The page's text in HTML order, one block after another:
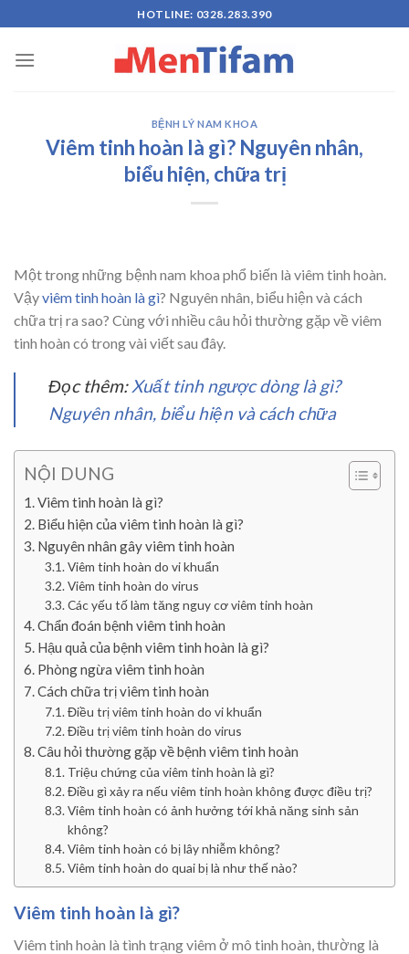
to
content
HOTLINE: 0328.283.390
BỆNH LÝ NAM KHOA
Viêm tinh hoàn là gì? Nguyên nhân,
biểu hiện, chữa trị
Một trong những bệnh nam khoa phổ biến là viêm tinh hoàn.
Vậyviêm tinh hoàn là gì? Nguyên nhân, biểu hiện và cách
chữa trị ra sao? Cùng với nhiều câu hỏi thường gặp về viêm
tinh hoàn có trong vài viết sau đây.
Đọc thêm:Xuất tinh ngược dòng là gì?
Nguyên nhân, biểu hiện và cách chữa
NỘI DUNG
Viêm tinh hoàn là gì?
Biểu hiện của viêm tinh hoàn là gì?
Nguyên nhân gây viêm tinh hoàn
Viêm tinh hoàn do vi khuẩn
Viêm tinh hoàn do virus
Các yếu tố làm tăng nguy cơ viêm tinh hoàn
Chẩn đoán bệnh viêm tinh hoàn
Hậu quả của bệnh viêm tinh hoàn là gì?
Phòng ngừa viêm tinh hoàn
Cách chữa trị viêm tinh hoàn
Điều trị viêm tinh hoàn do vi khuẩn
Điều trị viêm tinh hoàn do virus
Câu hỏi thường gặp về bệnh viêm tinh hoàn
Triệu chứng của viêm tinh hoàn là gì?
Điều gì xảy ra nếu viêm tinh hoàn không được điều trị?
Viêm tinh hoàn có ảnh hưởng tới khả năng sinh sản
không?
Viêm tinh hoàn có bị lây nhiễm không?
Viêm tinh hoàn do quai bị là như thế nào?
Viêm tinh hoàn là gì?
Viêm tinh hoàn là tình trạng viêm ở mô tinh hoàn, thường là